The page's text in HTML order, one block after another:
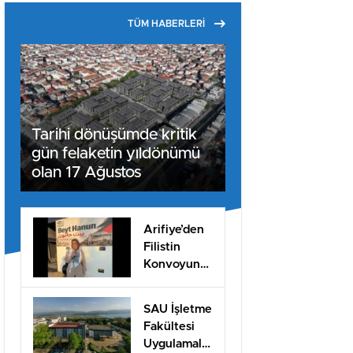
TÜM HABERLERİ
Tarihi dönüşümde kritik
gün felaketin yıldönümü
olan 17 Ağustos
Arifiye’den
Filistin
Konvoyuna
SAU İşletme
Fakültesi
Uygulamalı